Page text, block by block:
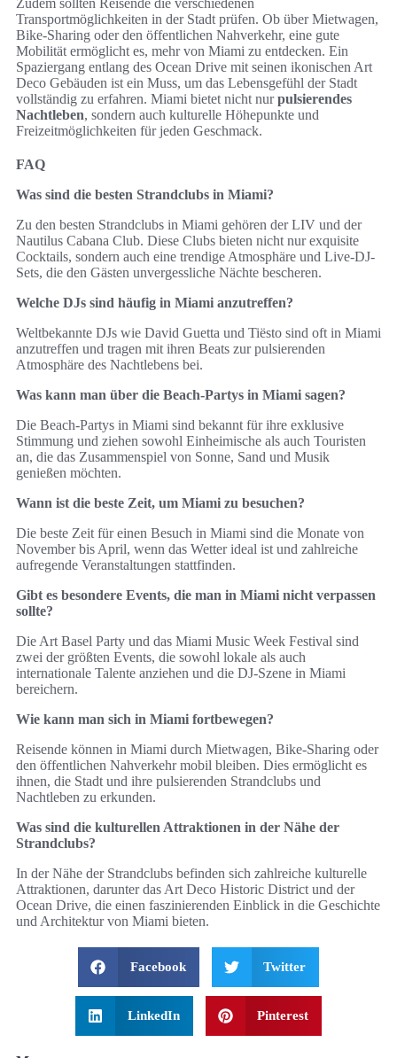
Zudem sollten Reisende die verschiedenen
Transportmöglichkeiten in der Stadt prüfen. Ob über Mietwagen,
Bike-Sharing oder den öffentlichen Nahverkehr, eine gute
Mobilität ermöglicht es, mehr von Miami zu entdecken. Ein
Spaziergang entlang des Ocean Drive mit seinen ikonischen Art
Deco Gebäuden ist ein Muss, um das Lebensgefühl der Stadt
vollständig zu erfahren. Miami bietet nicht nurpulsierendes
Nachtleben, sondern auch kulturelle Höhepunkte und
Freizeitmöglichkeiten für jeden Geschmack.
FAQ
Was sind die besten Strandclubs in Miami?
Zu den besten Strandclubs in Miami gehören der LIV und der
Nautilus Cabana Club. Diese Clubs bieten nicht nur exquisite
Cocktails, sondern auch eine trendige Atmosphäre und Live-DJ-
Sets, die den Gästen unvergessliche Nächte bescheren.
Welche DJs sind häufig in Miami anzutreffen?
Weltbekannte DJs wie David Guetta und Tiësto sind oft in Miami
anzutreffen und tragen mit ihren Beats zur pulsierenden
Atmosphäre des Nachtlebens bei.
Was kann man über die Beach-Partys in Miami sagen?
Die Beach-Partys in Miami sind bekannt für ihre exklusive
Stimmung und ziehen sowohl Einheimische als auch Touristen
an, die das Zusammenspiel von Sonne, Sand und Musik
genießen möchten.
Wann ist die beste Zeit, um Miami zu besuchen?
Die beste Zeit für einen Besuch in Miami sind die Monate von
November bis April, wenn das Wetter ideal ist und zahlreiche
aufregende Veranstaltungen stattfinden.
Gibt es besondere Events, die man in Miami nicht verpassen
sollte?
Die Art Basel Party und das Miami Music Week Festival sind
zwei der größten Events, die sowohl lokale als auch
internationale Talente anziehen und die DJ-Szene in Miami
bereichern.
Wie kann man sich in Miami fortbewegen?
Reisende können in Miami durch Mietwagen, Bike-Sharing oder
den öffentlichen Nahverkehr mobil bleiben. Dies ermöglicht es
ihnen, die Stadt und ihre pulsierenden Strandclubs und
Nachtleben zu erkunden.
Was sind die kulturellen Attraktionen in der Nähe der
Strandclubs?
In der Nähe der Strandclubs befinden sich zahlreiche kulturelle
Attraktionen, darunter das Art Deco Historic District und der
Ocean Drive, die einen faszinierenden Einblick in die Geschichte
und Architektur von Miami bieten.
Facebook Twitter
LinkedIn Pinterest